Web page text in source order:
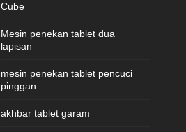
Cube
Mesin penekan tablet dua
lapisan
mesin penekan tablet pencuci
pinggan
akhbar tablet garam